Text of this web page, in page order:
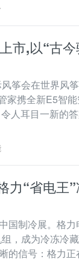
市,以“古
筝会在世界风
家携全新E5智
人耳目一新的
力“省电王
国制冷展。格
，成为冷冻冷
的信号：格力正